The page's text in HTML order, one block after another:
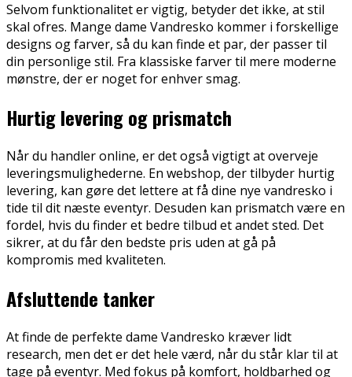
Selvom funktionalitet er vigtig, betyder det ikke, at stil
skal ofres. Mange dame Vandresko kommer i forskellige
designs og farver, så du kan finde et par, der passer til
din personlige stil. Fra klassiske farver til mere moderne
mønstre, der er noget for enhver smag.
Hurtig levering og prismatch
Når du handler online, er det også vigtigt at overveje
leveringsmulighederne. En webshop, der tilbyder hurtig
levering, kan gøre det lettere at få dine nye vandresko i
tide til dit næste eventyr. Desuden kan prismatch være en
fordel, hvis du finder et bedre tilbud et andet sted. Det
sikrer, at du får den bedste pris uden at gå på
kompromis med kvaliteten.
Afsluttende tanker
At finde de perfekte dame Vandresko kræver lidt
research, men det er det hele værd, når du står klar til at
tage på eventyr. Med fokus på komfort, holdbarhed og